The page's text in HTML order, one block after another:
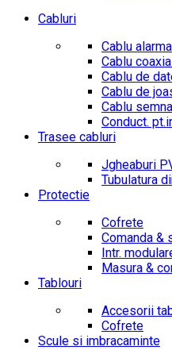
Cabluri
Cablu alarma
Cablu coaxial
Cablu de
Cablu de
Cablu
Conduct.
Trasee cabluri
Jgheaburi
Tubulatura
Protectie
Cofrete
Comanda &
Intr.
Masura &
Tablouri
Accesorii
Cofrete
Scule si imbracaminte